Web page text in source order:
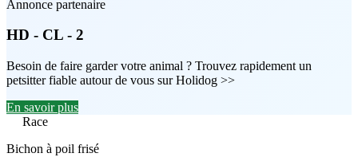
Annonce partenaire
HD - CL - 2
Besoin de faire garder votre animal ? Trouvez rapidement un
petsitter fiable autour de vous sur Holidog >>
En savoir plus
Race
Bichon à poil frisé